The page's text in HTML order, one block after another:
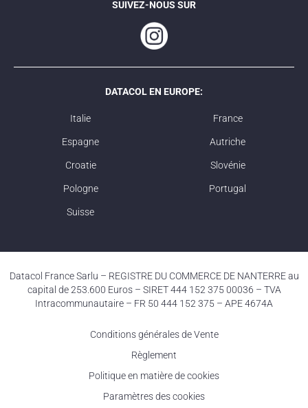
SUIVEZ-NOUS SUR
DATACOL EN EUROPE:
Italie France
Espagne Autriche
Croatie Slovénie
Pologne Portugal
Suisse
Datacol France Sarlu – REGISTRE DU COMMERCE DE NANTERRE au
capital de 253.600 Euros – SIRET 444 152 375 00036 – TVA
Intracommunautaire – FR 50 444 152 375 – APE 4674A
Conditions générales de Vente
Règlement
Politique en matière de cookies
Paramètres des cookies